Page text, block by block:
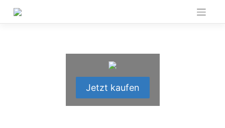
content
Jetzt kaufen